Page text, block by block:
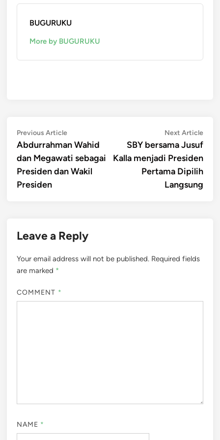
BUGURUKU
More by BUGURUKU
Post
navigation
Previous ArticlePrevious
article:
Abdurrahman Wahid
dan Megawati sebagai
Presiden dan Wakil
Presiden
Next ArticleNext
SBY bersama Jusuf
Kalla menjadi Presiden
Pertama Dipilih
Langsung
Leave a Reply
Your email address will not be published. Required fields
are marked *
COMMENT *
NAME *